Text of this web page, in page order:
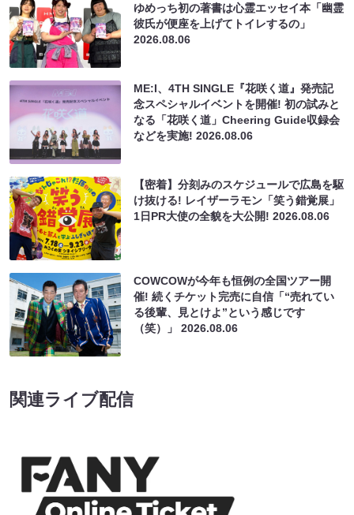
ゆめっち初の著書は心霊エッセイ本「幽霊
彼氏が便座を上げてトイレするの」
2026.08.06
ME:I、4TH SINGLE『花咲く道』発売記
念スペシャルイベントを開催! 初の試みと
なる「花咲く道」Cheering Guide収録会
などを実施!2026.08.06
【密着】分刻みのスケジュールで広島を駆
け抜ける! レイザーラモン「笑う錯覚展」
1日PR大使の全貌を大公開!2026.08.06
COWCOWが今年も恒例の全国ツアー開
催! 続くチケット完売に自信「“売れてい
る後輩、見とけよ”という感じです
（笑）」2026.08.06
関連ライブ配信